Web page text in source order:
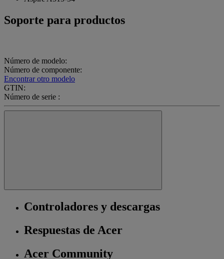
Soporte para productos
Número de modelo:
Número de componente:
Encontrar otro modelo
GTIN:
Número de serie :
Controladores y descargas
Respuestas de Acer
Acer Community